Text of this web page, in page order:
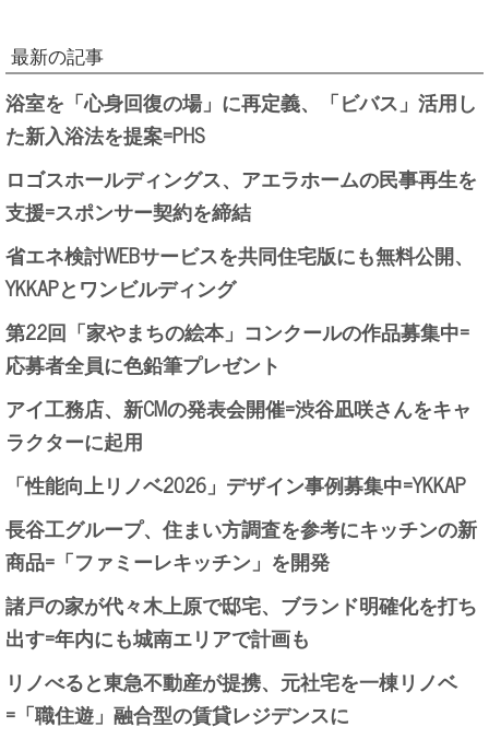
最新の記事
浴室を「心身回復の場」に再定義、「ビバス」活用し
た新入浴法を提案=PHS
ロゴスホールディングス、アエラホームの民事再生を
支援=スポンサー契約を締結
省エネ検討WEBサービスを共同住宅版にも無料公開、
YKKAPとワンビルディング
第22回「家やまちの絵本」コンクールの作品募集中=
応募者全員に色鉛筆プレゼント
アイ工務店、新CMの発表会開催=渋谷凪咲さんをキャ
ラクターに起用
「性能向上リノベ2026」デザイン事例募集中=YKKAP
長谷工グループ、住まい方調査を参考にキッチンの新
商品=「ファミーレキッチン」を開発
諸戸の家が代々木上原で邸宅、ブランド明確化を打ち
出す=年内にも城南エリアで計画も
リノべると東急不動産が提携、元社宅を一棟リノベ
=「職住遊」融合型の賃貸レジデンスに